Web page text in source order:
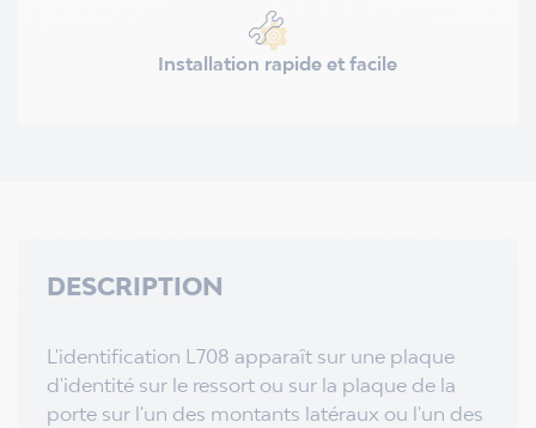
Installation rapide et facile
DESCRIPTION
L'identification L708 apparaît sur une plaque
d'identité sur le ressort ou sur la plaque de la
porte sur l'un des montants latéraux ou l'un des